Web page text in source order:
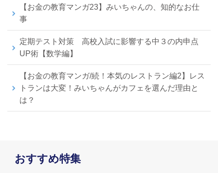
【お金の教育マンガ23】みいちゃんの、知的なお仕
事
定期テスト対策 高校入試に影響する中３の内申点
UP術【数学編】
【お金の教育マンガ/続！本気のレストラン編2】レス
トランは大変！みいちゃんがカフェを選んだ理由と
は？
おすすめ特集